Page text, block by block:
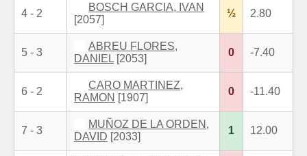
4 - 2
BOSCH GARCIA, IVAN
[2057]
½ 2.80
5 - 3
ABREU FLORES,
DANIEL [2053]
0 -7.40
6 - 2
CARO MARTINEZ,
RAMON [1907]
0 -11.40
7 - 3
MUÑOZ DE LA ORDEN,
DAVID [2033]
1 12.00